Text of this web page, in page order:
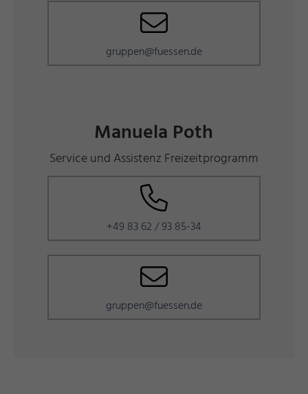
gruppen@fuessen.de
Manuela Poth
Service und Assistenz Freizeitprogramm
+49 83 62 / 93 85-34
gruppen@fuessen.de